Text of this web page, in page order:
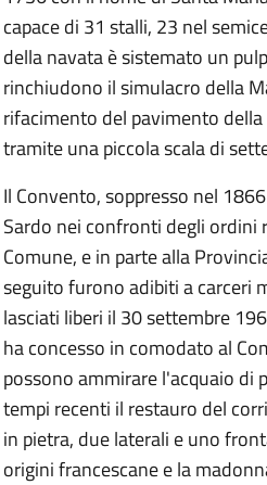
capace di 31 stalli, 23 nel
della navata è sistemato un
rinchiudono il simulacro della
rifacimento del pavimento
tramite una piccola scala di
Il Convento, soppresso nel
Sardo nei confronti degli ordini
Comune, e in parte alla
seguito furono adibiti a carceri
lasciati liberi il 30 settembre
ha concesso in comodato al
possono ammirare l'acquaio di
tempi recenti il restauro del
in pietra, due laterali e uno
origini francescane e la